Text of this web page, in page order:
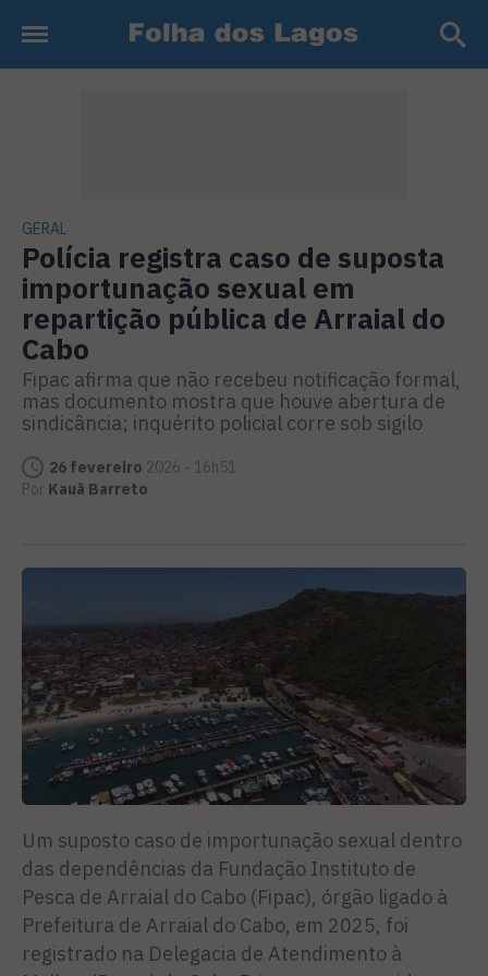
GERAL
Polícia registra caso de suposta
importunação sexual em
repartição pública de Arraial do
Cabo
Fipac afirma que não recebeu notificação formal,
mas documento mostra que houve abertura de
sindicância; inquérito policial corre sob sigilo
26 fevereiro 2026 - 16h51
Por Kauã Barreto
Um suposto caso de importunação sexual dentro
das dependências da Fundação Instituto de
Pesca de Arraial do Cabo (Fipac), órgão ligado à
Prefeitura de Arraial do Cabo, em 2025, foi
registrado na Delegacia de Atendimento à